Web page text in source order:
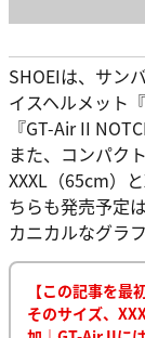
SHOEIは、サン
イスヘルメット
『GT-Air II
また、コンパク
XXXL（65cm）
ちらも発売予定
カニカルなグラ
【この記事を最
そのサイズ、